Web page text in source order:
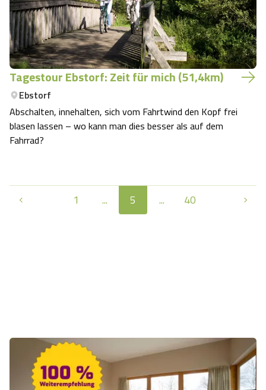
Tagestour Ebstorf: Zeit für mich (51,4km)
Ebstorf
Abschalten, innehalten, sich vom Fahrtwind den Kopf frei
blasen lassen – wo kann man dies besser als auf dem
Fahrrad?
1 ... 5 ... 40